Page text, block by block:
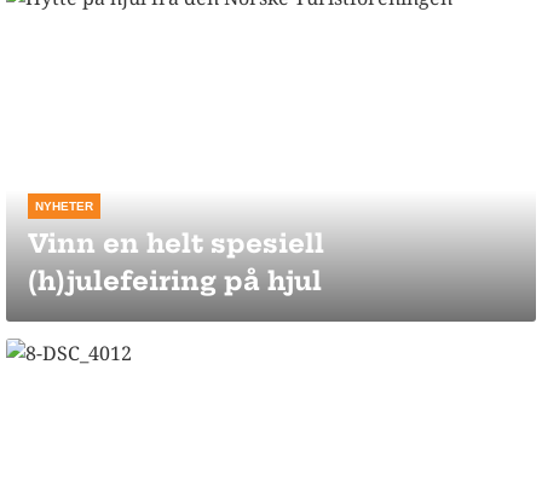
NYHETER
Vinn en helt spesiell
(h)julefeiring på hjul